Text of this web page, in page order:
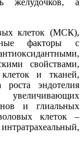
клеток (МСК),
факторы с
свойствами,
и тканей,
роста эндотелия
увеличивающих
и глиальных
клеток –